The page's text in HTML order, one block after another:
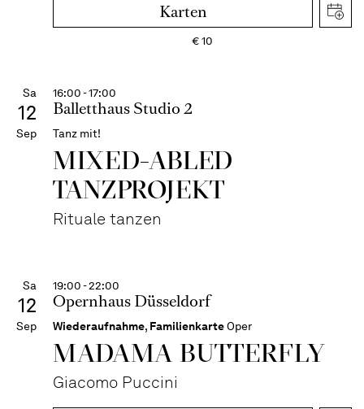
Karten
€10
Sa
12
Sep
16:00 - 17:00
Balletthaus Studio 2
Tanz mit!
MIXED-ABLED
TANZPROJEKT
Rituale tanzen
Sa
12
Sep
19:00 - 22:00
Opernhaus Düsseldorf
Wiederaufnahme, FamilienkarteOper
MADAMA BUTTER­FLY
Giacomo Puccini